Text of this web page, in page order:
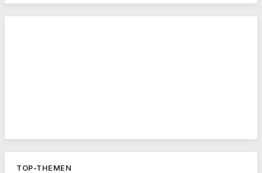
TOP-THEMEN